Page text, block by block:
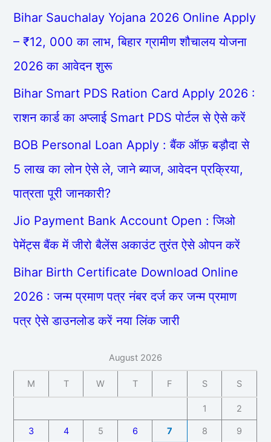
Bihar Sauchalay Yojana 2026 Online Apply
– ₹12, 000 का लाभ, बिहार ग्रामीण शौचालय योजना
2026 का आवेदन शुरू
Bihar Smart PDS Ration Card Apply 2026 :
राशन कार्ड का अप्लाई Smart PDS पोर्टल से ऐसे करें
BOB Personal Loan Apply : बैंक ऑफ़ बड़ौदा से
5 लाख का लोन ऐसे ले, जाने ब्याज, आवेदन प्रक्रिया,
पात्रता पूरी जानकारी?
Jio Payment Bank Account Open : जिओ
पेमेंट्स बैंक में जीरो बैलेंस अकाउंट तुरंत ऐसे ओपन करें
Bihar Birth Certificate Download Online
2026 : जन्म प्रमाण पत्र नंबर दर्ज कर जन्म प्रमाण
पत्र ऐसे डाउनलोड करें नया लिंक जारी
August 2026
M T W T F S S
1 2
3 4 5 6 7 8 9